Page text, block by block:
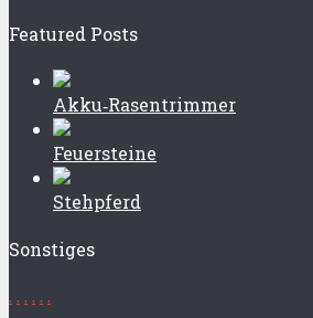
Featured Posts
Akku‑Rasentrimmer
Feuersteine
Stehpferd
Sonstiges
. . . . . .